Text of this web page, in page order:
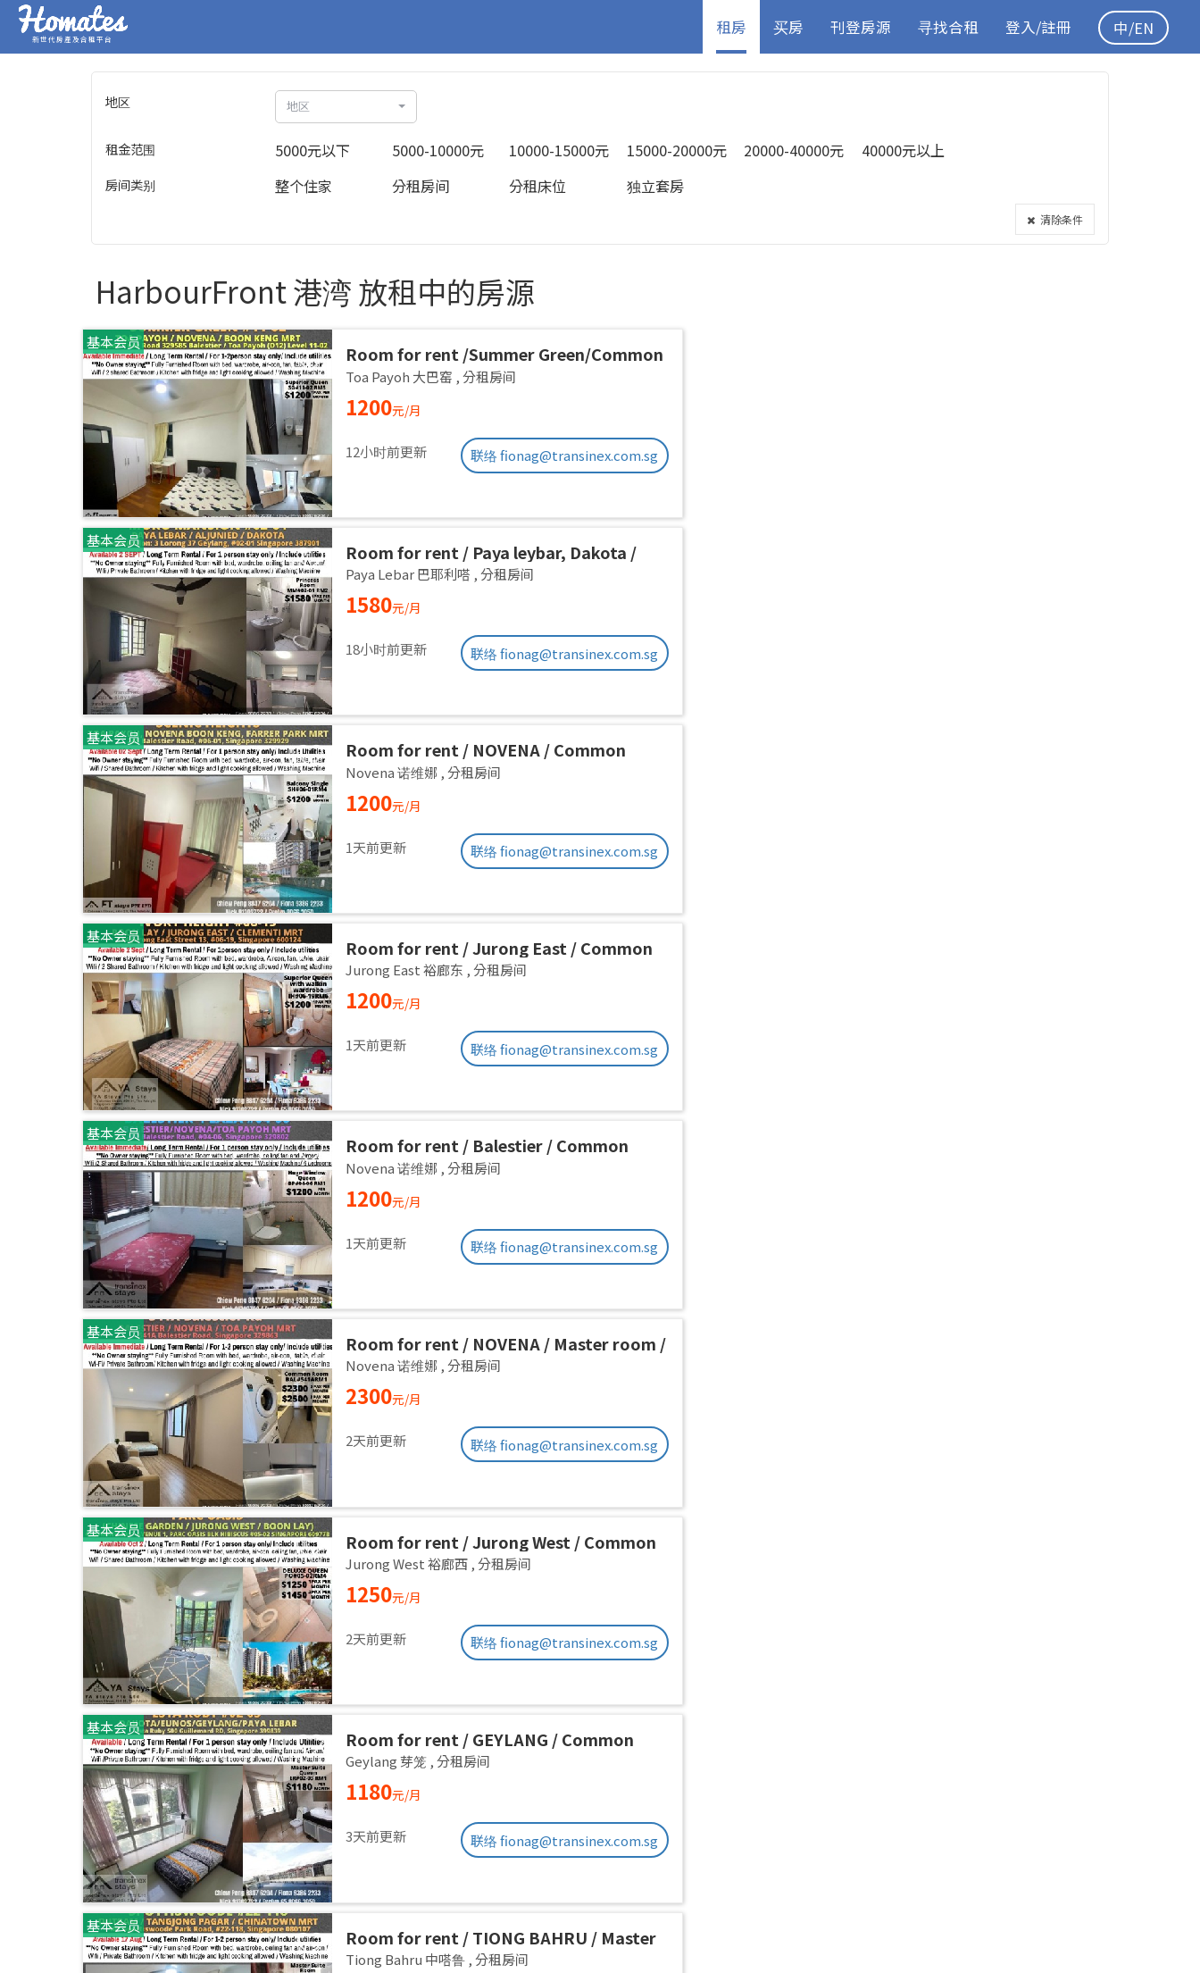
新世代房產及合租平台
租房 买房 刊登房源 寻找合租 登入/註冊 中/EN
地区 地区
租金范围 5000元以下 5000-10000元 10000-15000元 15000-20000元 20000-40000元 40000元以上
房间类别 整个住家 分租房间 分租床位 独立套房
清除条件
HarbourFront 港湾 放租中的房源
基本会员
Room for rent /Summer Green/Common
room/1 pax/Available Immediately
Toa Payoh 大巴窑 ,分租房间
1200元/月
12小时前更新 联络 fionag@transinex.com.sg
基本会员
Room for rent / Paya leybar, Dakota /
Master room / 1pax stay / Available 2
Sept
Paya Lebar 巴耶利嗒 ,分租房间
1580元/月
18小时前更新 联络 fionag@transinex.com.sg
基本会员
Room for rent / NOVENA / Common
room / 1pax stay / Available Sept 2
Novena 诺维娜 ,分租房间
1200元/月
1天前更新 联络 fionag@transinex.com.sg
基本会员
Room for rent / Jurong East / Common
room / 1pax stay / Available 2 Sept
Jurong East 裕廊东 ,分租房间
1200元/月
1天前更新 联络 fionag@transinex.com.sg
基本会员
Room for rent / Balestier / Common
room / 1pax stay / Available Immediately
Novena 诺维娜 ,分租房间
1200元/月
1天前更新 联络 fionag@transinex.com.sg
基本会员
Room for rent / NOVENA / Master room /
2,3 pax stay / Available Immediately
Novena 诺维娜 ,分租房间
2300元/月
2天前更新 联络 fionag@transinex.com.sg
基本会员
Room for rent / Jurong West / Common
room / 1pax stay / Available Oct 2
Jurong West 裕廊西 ,分租房间
1250元/月
2天前更新 联络 fionag@transinex.com.sg
基本会员
Room for rent / GEYLANG / Common
room / 1pax stay / Available Immediately
Geylang 芽笼 ,分租房间
1180元/月
3天前更新 联络 fionag@transinex.com.sg
基本会员
Room for rent / TIONG BAHRU / Master
room / 1pax stay / Available 17 August
Tiong Bahru 中嗒鲁 ,分租房间